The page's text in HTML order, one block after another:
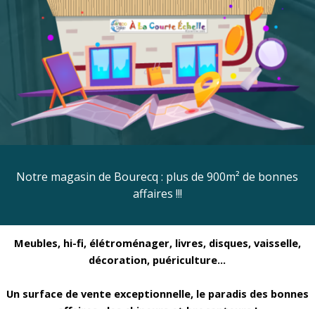
Notre magasin de Bourecq : plus de 900m²de bonnes
affaires !!!
Meubles, hi-fi, élétroménager, livres, disques, vaisselle,
décoration, puériculture...
Un surface de vente exceptionnelle, le paradis des bonnes